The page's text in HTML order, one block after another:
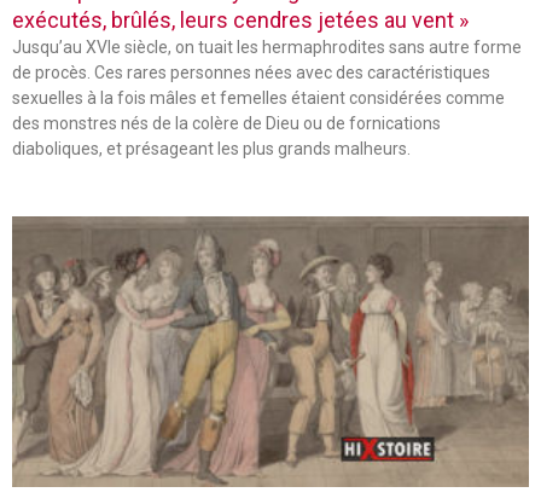
exécutés, brûlés, leurs cendres jetées au vent »
Jusqu’au XVIe siècle, on tuait les hermaphrodites sans autre forme
de procès. Ces rares personnes nées avec des caractéristiques
sexuelles à la fois mâles et femelles étaient considérées comme
des monstres nés de la colère de Dieu ou de fornications
diaboliques, et présageant les plus grands malheurs.